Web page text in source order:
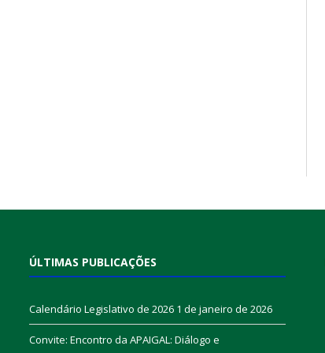
ÚLTIMAS PUBLICAÇÕES
Calendário Legislativo de 2026 1 de janeiro de 2026
Convite: Encontro da APAIGAL: Diálogo e